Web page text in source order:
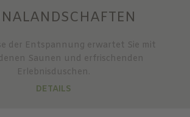
der Entspannung erwartet Sie mit
Saunen und erfrischenden
Erlebnisduschen.
DETAILS